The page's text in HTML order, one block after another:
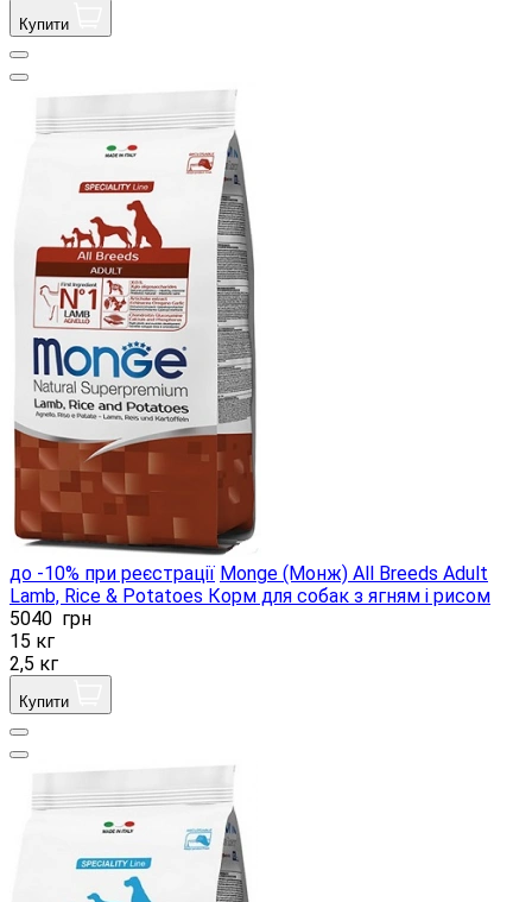
Купити
до -10% при реєстрації Monge (Монж) All Breeds Adult
Lamb, Rice & Potatoes Корм ​​для собак з ягням і рисом
5040 грн
15 кг
2,5 кг
Купити